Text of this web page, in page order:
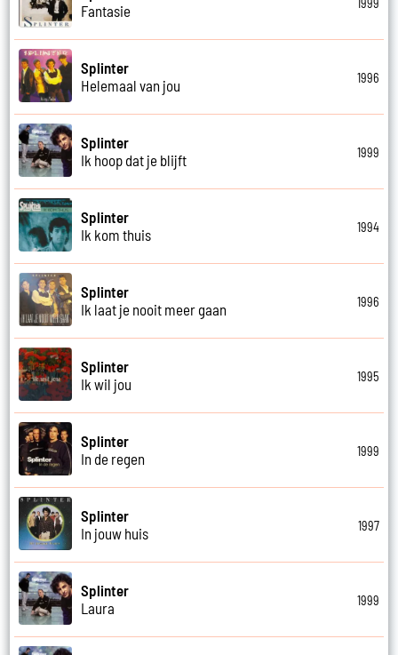
Fantasie
1999
Splinter
Helemaal van jou
1996
Splinter
Ik hoop dat je blijft
1999
Splinter
Ik kom thuis
1994
Splinter
Ik laat je nooit meer gaan
1996
Splinter
Ik wil jou
1995
Splinter
In de regen
1999
Splinter
In jouw huis
1997
Splinter
Laura
1999